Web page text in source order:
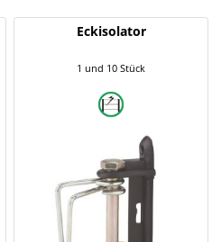
Eckisolator
1 und 10 Stück